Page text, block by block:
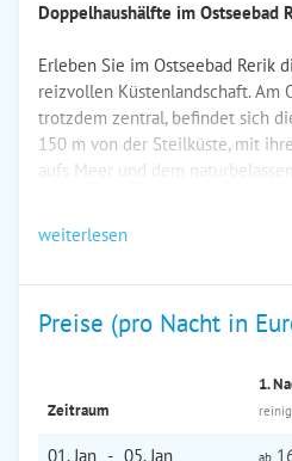
Doppelhaushälfte im Ostseebad
Erleben Sie im Ostseebad Rerik
reizvollen Küstenlandschaft. Am
trotzdem zentral, befindet sich
150 m von der Steilküste, mit
aufs Meer und dem
weiterlesen
Preise (pro Nacht in
Zeitraum
1.
01. Jan - 05. Jan ab